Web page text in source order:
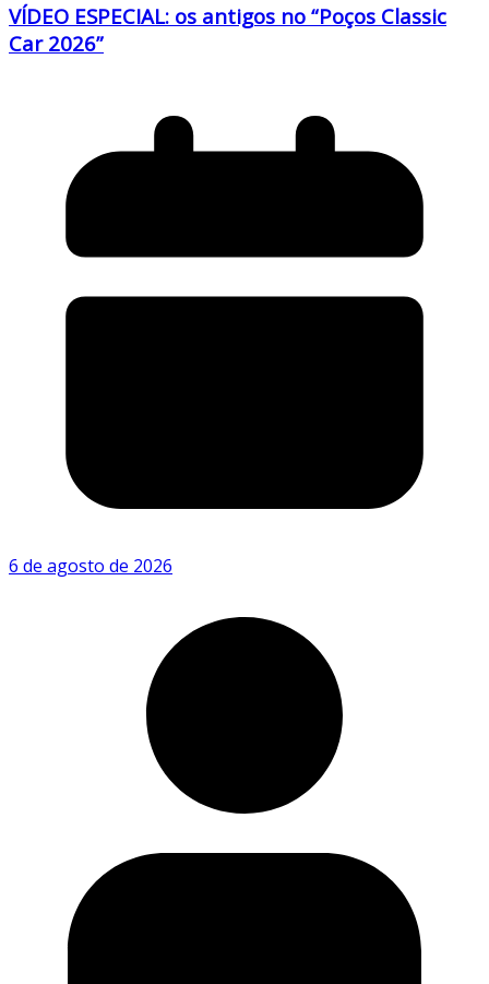
VÍDEO ESPECIAL: os antigos no “Poços Classic
Car 2026”
6 de agosto de 2026